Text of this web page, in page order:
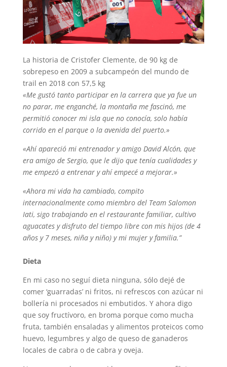
La historia de Cristofer Clemente, de 90 kg de
sobrepeso en 2009 a subcampeón del mundo de
trail en 2018 con 57,5 kg
«Me gustó tanto participar en la carrera que ya fue un
no parar, me enganché, la montaña me fascinó, me
permitió conocer mi isla que no conocía, solo había
corrido en el parque o la avenida del puerto.»
«Ahí apareció mi entrenador y amigo David Alcón, que
era amigo de Sergio, que le dijo que tenía cualidades y
me empezó a entrenar y ahí empecé a mejorar.»
«Ahora mi vida ha cambiado, compito
internacionalmente como miembro del Team Salomon
Iati, sigo trabajando en el restaurante familiar, cultivo
aguacates y disfruto del tiempo libre con mis hijos (de 4
años y 7 meses, niña y niño) y mi mujer y familia.”
Dieta
En mi caso no seguí dieta ninguna, sólo dejé de
comer ‘guarradas’ ni fritos, ni refrescos con azúcar ni
bollería ni procesados ni embutidos. Y ahora digo
que soy fructívoro, en broma porque como mucha
fruta, también ensaladas y alimentos proteicos como
huevo, legumbres y algo de queso de ganaderos
locales de cabra o de cabra y oveja.